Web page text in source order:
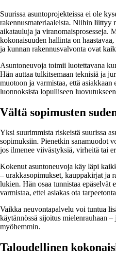
Suurissa asuntoprojekteissa ei ole
rakennusmateriaaleista. Niihin liittyy
aikatauluja ja viranomaisprosesseja.
kokonaisuuden hallinta on
ja kunnan rakennusvalvonta ovat
Asuntoneuvoja toimii luotettavana
Hän auttaa tulkitsemaan teknisiä ja
muotoon ja varmistaa, että
luonnoksista lopulliseen
Vältä sopimusten
Yksi suurimmista riskeistä suurissa
sopimuksiin. Pienetkin sanamuodot
jos ilmenee viivästyksiä, virheitä tai
Kokenut asuntoneuvoja käy läpi
– urakkasopimukset, kauppakirjat ja
lukien. Hän osaa tunnistaa epäselvät
varmistaa, ettei asiakas ota
Vaikka neuvontapalvelu voi tuntua
käytännössä sijoitus mielenrauhaan
myöhemmin.
Taloudellinen